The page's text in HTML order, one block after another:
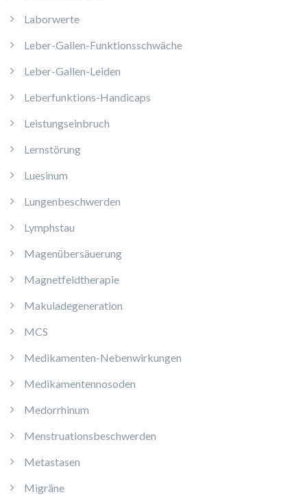
Laborwerte
Leber-Gallen-Funktionsschwäche
Leber-Gallen-Leiden
Leberfunktions-Handicaps
Leistungseinbruch
Lernstörung
Luesinum
Lungenbeschwerden
Lymphstau
Magenübersäuerung
Magnetfeldtherapie
Makuladegeneration
MCS
Medikamenten-Nebenwirkungen
Medikamentennosoden
Medorrhinum
Menstruationsbeschwerden
Metastasen
Migräne